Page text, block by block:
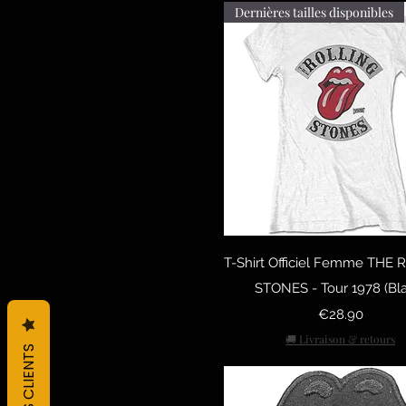
Quick View
Dernières tailles disponibles
T-Shirt Officiel Femme THE
STONES - Tour 1978
Price
€28.90
🚚 Livraison & retours